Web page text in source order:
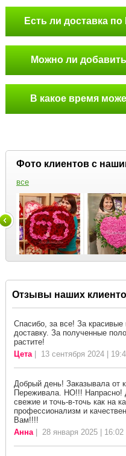
Есть ли доставка
Можно ли
В какое время
Фото клиентов с
все
Отзывы наших
Спасибо, за все! За
доставку. За полученные
растите!
Цета| 13 сентября 2024 |
Добрый день! Заказывала от
Переживала. НО!!! Напрасно!
свежие и точь-в-точь как на
профессионализм и
Вам!!!!
Анна| 28 января 2025 | 16:02